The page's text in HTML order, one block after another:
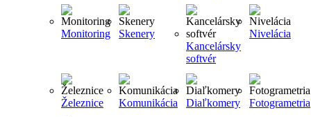
Monitoring
Skenery
Kancelársky
softvér
Nivelácia
Železnice Komunikácia Diaľkomery Fotogrametria